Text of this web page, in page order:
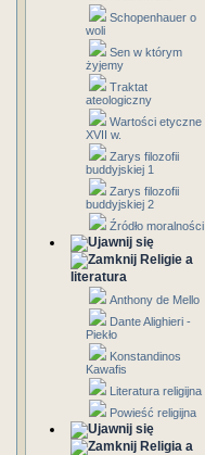
Schopenhauer o
woli
Sen w którym
żyjemy
Traktat
ateologiczny
Wartości etyczne
XVII w.
Zarys filozofii
buddyjskiej 1
Zarys filozofii
buddyjskiej 2
Źródło moralności
Religie a
literatura
Anthony de Mello
Dante Alighieri -
Piekło
Konstandinos
Kawafis
Literatura religijna
Powieść religijna
Religia a